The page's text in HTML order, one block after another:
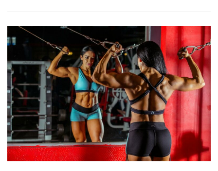
ćwiczenia
zwiększenie
siły
chwytu
i
przedramion?